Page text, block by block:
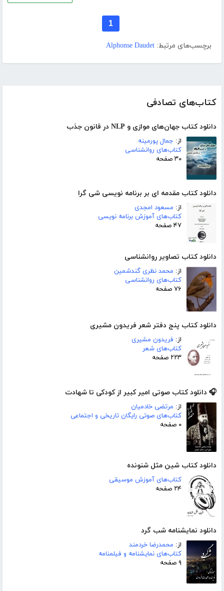
کتاب‌های تصادفی
دانلود کتاب جهان‌های موازی و NLP در قانون جذب
از: جمال پورمینه
کتاب‌های روانشناسی
۳۰ صفحه
دانلود کتاب مقدمه ای بر برنامه نویسی شی گرا
از: مسعود امجدی
کتاب‌های آموزش برنامه نویسی
۴۷ صفحه
دانلود کتاب تصاویر روانشناسی
از: محمد نظری گندشمین
کتاب‌های روانشناسی
۷۶ صفحه
دانلود کتاب پنج دفتر شعر فریدون مشیری
از: فریدون مشیری
کتاب‌های شعر
۲۲۳ صفحه
🎧 دانلود کتاب صوتی امیر کبیر از کودکی تا شهادت
از: مرتضی خادمیان
کتاب‌های صوتی رایگان تاریخی و اجتماعی
۰ صفحه
دانلود کتاب شین مثل شنونده
کتاب‌های آموزش موسیقی
۲۴ صفحه
دانلود نمایشنامه شب گرد
از: محمدرضا خردمند
کتاب‌های نمایشنامه و فیلمنامه
۹ صفحه
1
برچسب‌های مرتبط: Alphonse Daudet